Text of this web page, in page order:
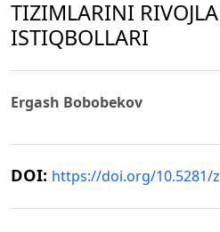
TIZIMLARINI
ISTIQBOLLARI
Ergash Bobobekov
DOI: https://doi.org/10.5281/